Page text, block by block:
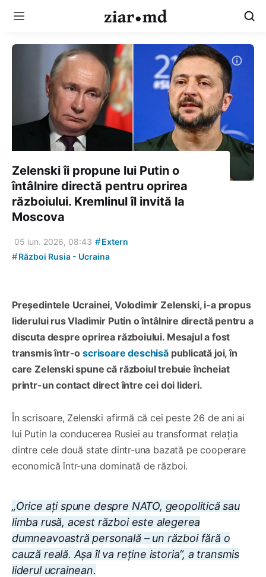
Zelenski îi propune lui Putin o
întâlnire directă pentru oprirea
războiului. Kremlinul îl invită la
Moscova
05 iun. 2026, 08:43 #Extern
#Război Rusia - Ucraina
Președintele Ucrainei, Volodimir Zelenski, i-a propus
liderului rus Vladimir Putin o întâlnire directă pentru a
discuta despre oprirea războiului. Mesajul a fost
transmis într-oscrisoare deschisă publicată joi, în
care Zelenski spune că războiul trebuie încheiat
printr-un contact direct între cei doi lideri.
În scrisoare, Zelenski afirmă că cei peste 26 de ani ai
lui Putin la conducerea Rusiei au transformat relația
dintre cele două state dintr-una bazată pe cooperare
economică într-una dominată de război.
„Orice ați spune despre NATO, geopolitică sau
limba rusă, acest război este alegerea
dumneavoastră personală – un război fără o
cauză reală. Așa îl va reține istoria”, a transmis
liderul ucrainean.